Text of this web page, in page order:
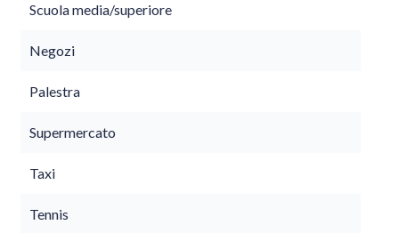
Scuola media/superiore
Negozi
Palestra
Supermercato
Taxi
Tennis